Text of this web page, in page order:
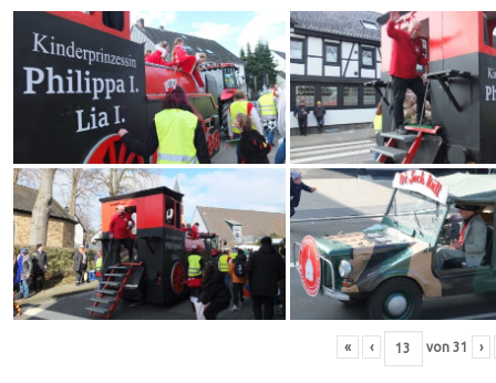
« ‹ von 31 ›